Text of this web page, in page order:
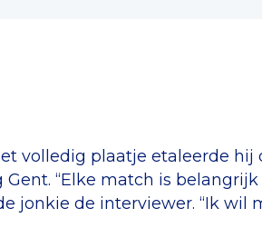
volledig plaatje etaleerde hij
“Elke match is
jonkie de interviewer. “Ik wil